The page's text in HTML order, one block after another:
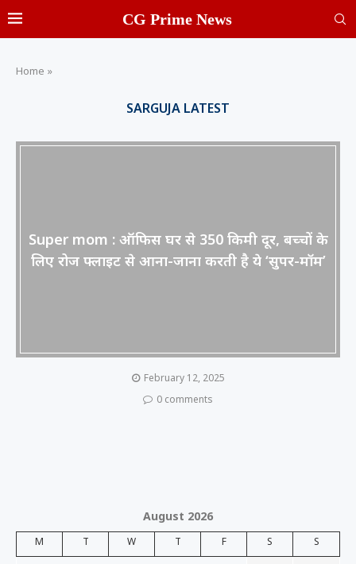
CG Prime News
Home »
SARGUJA LATEST
Super mom : ऑफिस घर से 350 किमी दूर, बच्चों के
लिए रोज फ्लाइट से आना-जाना करती है ये ‘सुपर-मॉम’
February 12, 2025
0 comments
August 2026
M T W T F S S